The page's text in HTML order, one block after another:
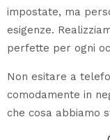
impostate, ma
esigenze.
perfette per ogni
Non esitare a
comodamente in
che cosa abbiamo